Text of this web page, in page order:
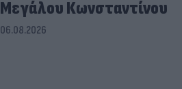
Μεγάλου Κωνσταντίνου
06.08.2026